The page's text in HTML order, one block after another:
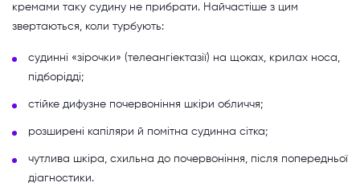
кремами таку судину не прибрати. Найчастіше з цим
звертаються, коли турбують:
судинні «зірочки» (телеангіектазії) на щоках, крилах носа,
підборідді;
стійке дифузне почервоніння шкіри обличчя;
розширені капіляри й помітна судинна сітка;
чутлива шкіра, схильна до почервоніння, після попередньої
діагностики.